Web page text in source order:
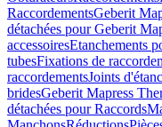
RaccordementsGeberit
détachées pour Geberit
accessoiresEtanchements
tubesFixations de
raccordementsJoints
bridesGeberit Mapress
détachées pour Raccords